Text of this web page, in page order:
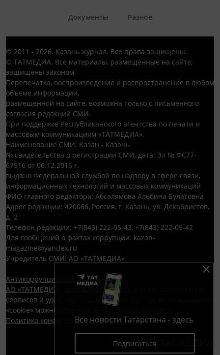
Все новости Татарстана - здесь
Подписаться
Документы Разное
© 2011 - 2026. Казань журнал. Все права защищены.
© ТАТМЕДИА. Все материалы, размещенные на сайте,
защищены законом.
Перепечатка, воспроизведение и распространение в любом
объеме информации,
размещенной на сайте, возможна только с письменного
согласия редакций СМИ.
При поддержке Республиканского агентства по печати и
массовым коммуникациям «ТАТМЕДИА».
Наименование СМИ: Казан - Казань
№ свидетельства о регистрации СМИ, дата: Эл № ФС77-
67916 от 06.12.2016 г.
выдано Федеральной службой по надзору в сфере связи,
информационных технологий и массовых коммуникаций
ФИО главного редактора: Абсалямова Альбина Булатовна
Адрес редакции: 420066, Россия, г. Казань, ул. Декабристов,
д. 2
Телефон редакции: +7(843) 222-05-43, +7(843) 222-05-42
Для сообщений о фактах коррупции: kazan-
magazine@yandex.ru
Учредитель СМИ: АО «ТАТМЕДИА»
Антикоррупционная политика
АО «ТАТМЕДИА» использует «cookie»
сервисов и удобства пользователей сайтом. Использование
«cookie» можно отменить в настройках браузера.
Политика конфиденциальности